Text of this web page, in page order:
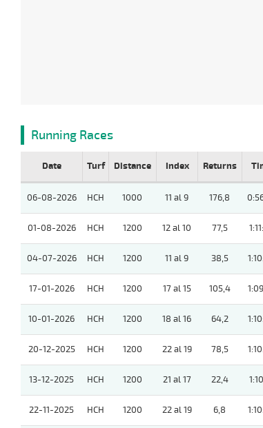
Running Races
Date Turf Distance Index Returns
06-08-2026 HCH 1000 11 al 9 176,8
01-08-2026 HCH 1200 12 al 10 77,5
04-07-2026 HCH 1200 11 al 9 38,5
17-01-2026 HCH 1200 17 al 15 105,4
10-01-2026 HCH 1200 18 al 16 64,2
20-12-2025 HCH 1200 22 al 19 78,5
13-12-2025 HCH 1200 21 al 17 22,4
22-11-2025 HCH 1200 22 al 19 6,8